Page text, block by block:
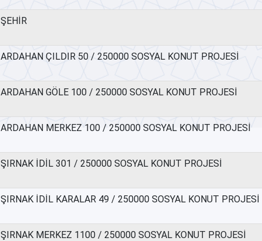
ŞEHİR
ARDAHAN ÇILDIR 50 / 250000 SOSYAL KONUT PROJESİ
ARDAHAN GÖLE 100 / 250000 SOSYAL KONUT PROJESİ
ARDAHAN MERKEZ 100 / 250000 SOSYAL KONUT PROJESİ
ŞIRNAK İDİL 301 / 250000 SOSYAL KONUT PROJESİ
ŞIRNAK İDİL KARALAR 49 / 250000 SOSYAL KONUT PROJESİ
ŞIRNAK MERKEZ 1100 / 250000 SOSYAL KONUT PROJESİ